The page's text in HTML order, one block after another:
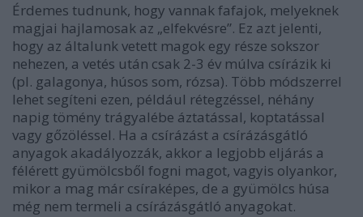
Érdemes tudnunk, hogy vannak fafajok, melyeknek
magjai hajlamosak az „elfekvésre”. Ez azt jelenti,
hogy az általunk vetett magok egy része sokszor
nehezen, a vetés után csak 2-3 év múlva csírázik ki
(pl. galagonya, húsos som, rózsa). Több módszerrel
lehet segíteni ezen, például rétegzéssel, néhány
napig tömény trágyalébe áztatással, koptatással
vagy gőzöléssel. Ha a csírázást a csírázásgátló
anyagok akadályozzák, akkor a legjobb eljárás a
félérett gyümölcsből fogni magot, vagyis olyankor,
mikor a mag már csíraképes, de a gyümölcs húsa
még nem termeli a csírázásgátló anyagokat.